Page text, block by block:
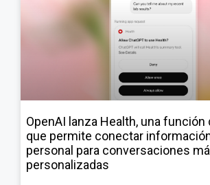
OpenAI lanza Health, una función
que permite conectar
personal para conversaciones
personalizadas